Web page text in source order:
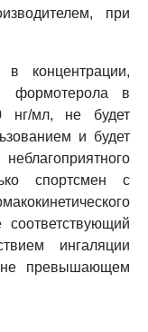
при
концентрации,
формотерола в
нг/мл, не будет
и будет
спортсмен с
ингаляции
не превышающем